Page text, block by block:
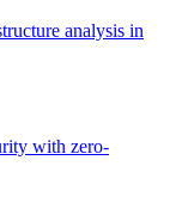
analysis in
with zero-